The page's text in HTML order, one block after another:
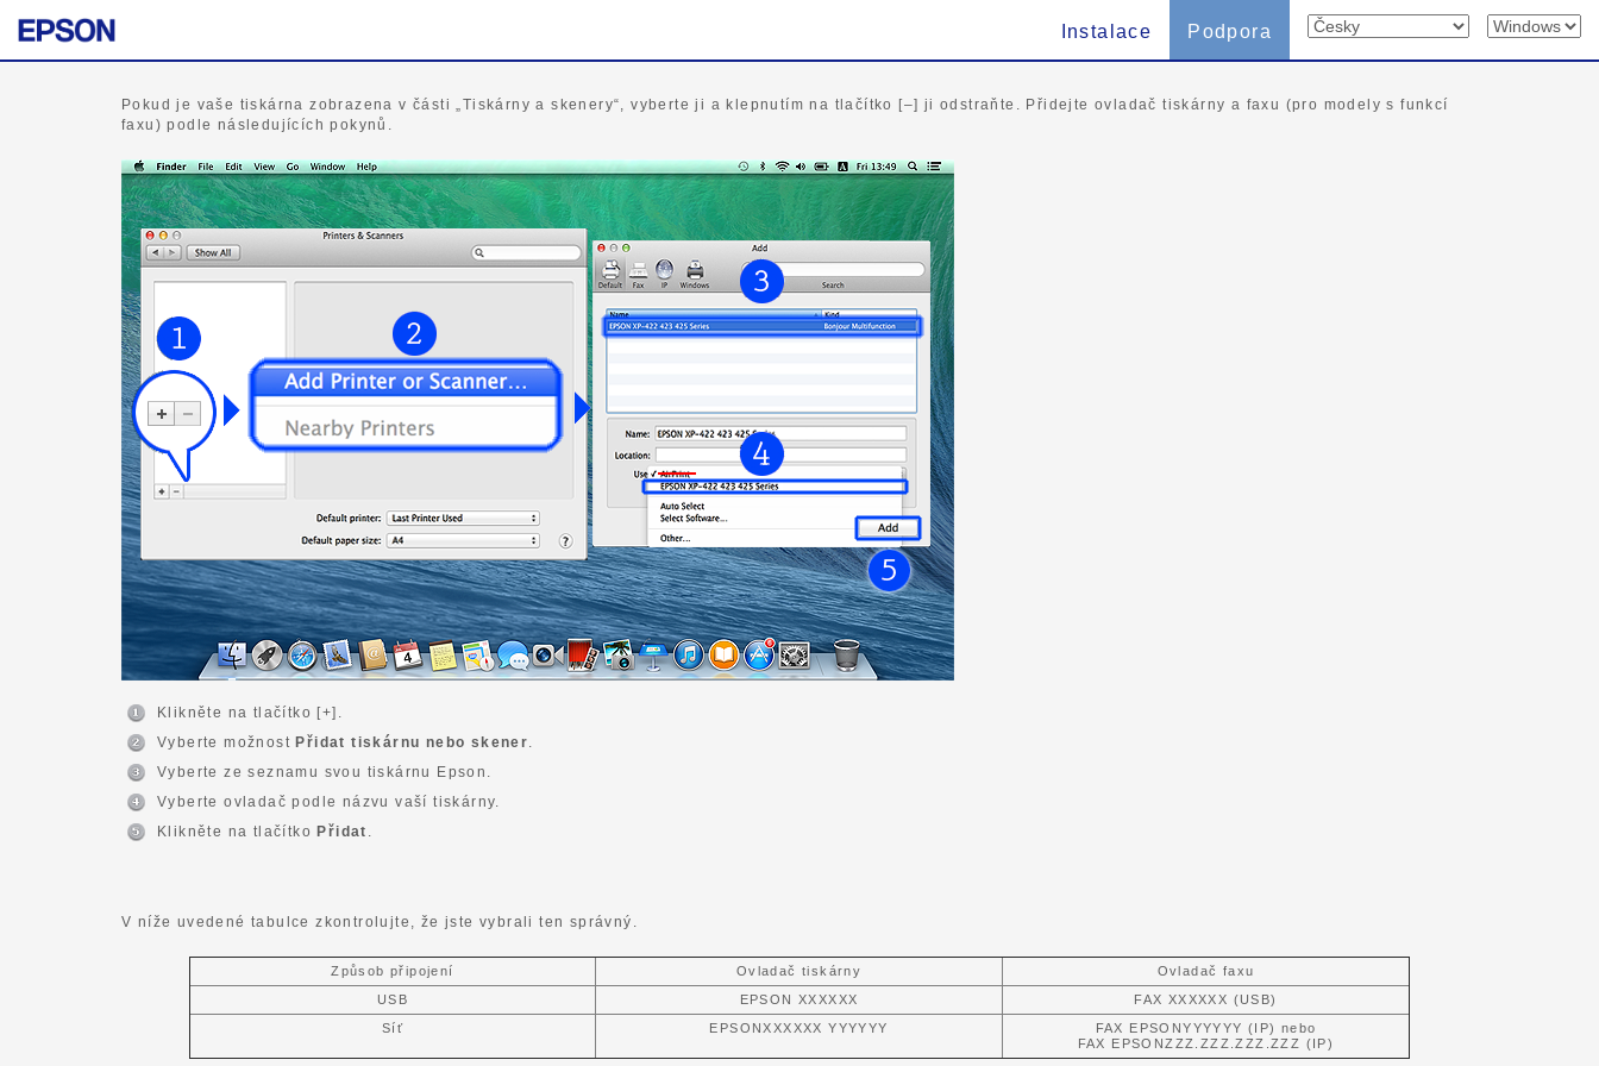
Instalace Podpora
Pokud je vaše tiskárna zobrazena v části „Tiskárny a skenery“, vyberte ji a klepnutím na tlačítko [–] ji odstraňte. Přidejte ovladač tiskárny a faxu (pro modely s funkcí
faxu) podle následujících pokynů.
Klikněte na tlačítko [+].
Vyberte možnost Přidat tiskárnu nebo skener.
Vyberte ze seznamu svou tiskárnu Epson.
Vyberte ovladač podle názvu vaší tiskárny.
Klikněte na tlačítko Přidat .
V níže uvedené tabulce zkontrolujte, že jste vybrali ten správný.
Způsob připojení Ovladač tiskárny
Ovladač faxu
USB
EPSON XXXXXX
FAX XXXXXX (USB)
Síť
EPSONXXXXXX YYYYYY
FAX EPSONYYYYYY (IP) nebo
FAX EPSONZZZ.ZZZ.ZZZ.ZZZ (IP)